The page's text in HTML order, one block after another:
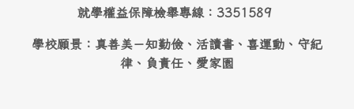
就學權益保障檢舉專線：3351589
學校願景：真善美－知勤儉、活讀書、喜運動、守紀
律、負責任、愛家園